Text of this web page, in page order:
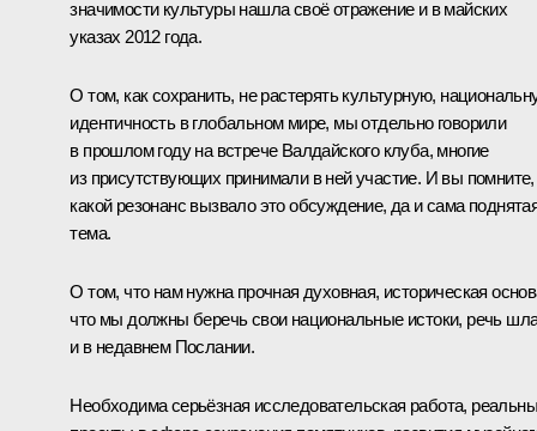
значимости культуры нашла своё отражение и в майских
указах 2012 года.
О том, как сохранить, не растерять культурную,
идентичность в глобальном мире, мы отдельно говорили
в прошлом году на встрече Валдайского клуба, многие
из присутствующих принимали в ней участие. И вы помните,
какой резонанс вызвало это обсуждение, да и сама
тема.
О том, что нам нужна прочная духовная, историческая
что мы должны беречь свои национальные истоки, речь
и в недавнем Послании.
Необходима серьёзная исследовательская работа,